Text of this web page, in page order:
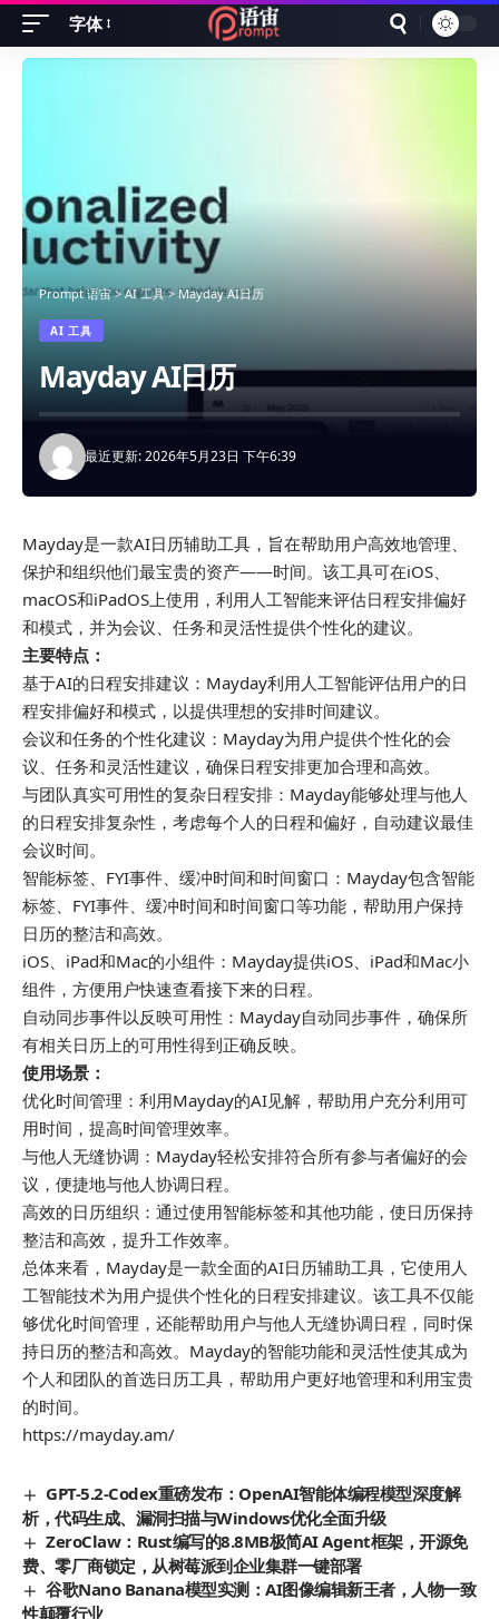
Font
Resizer
字体
Prompt 语宙>AI 工具> Mayday AI日历
AI 工具
Mayday AI日历
最近更新: 2026年5月23日 下午6:39
Mayday是一款AI日历辅助工具，旨在帮助用户高效地管理、
保护和组织他们最宝贵的资产——时间。该工具可在iOS、
macOS和iPadOS上使用，利用人工智能来评估日程安排偏好
和模式，并为会议、任务和灵活性提供个性化的建议。
主要特点：
基于AI的日程安排建议：Mayday利用人工智能评估用户的日
程安排偏好和模式，以提供理想的安排时间建议。
会议和任务的个性化建议：Mayday为用户提供个性化的会
议、任务和灵活性建议，确保日程安排更加合理和高效。
与团队真实可用性的复杂日程安排：Mayday能够处理与他人
的日程安排复杂性，考虑每个人的日程和偏好，自动建议最佳
会议时间。
智能标签、FYI事件、缓冲时间和时间窗口：Mayday包含智能
标签、FYI事件、缓冲时间和时间窗口等功能，帮助用户保持
日历的整洁和高效。
iOS、iPad和Mac的小组件：Mayday提供iOS、iPad和Mac小
组件，方便用户快速查看接下来的日程。
自动同步事件以反映可用性：Mayday自动同步事件，确保所
有相关日历上的可用性得到正确反映。
使用场景：
优化时间管理：利用Mayday的AI见解，帮助用户充分利用可
用时间，提高时间管理效率。
与他人无缝协调：Mayday轻松安排符合所有参与者偏好的会
议，便捷地与他人协调日程。
高效的日历组织：通过使用智能标签和其他功能，使日历保持
整洁和高效，提升工作效率。
总体来看，Mayday是一款全面的AI日历辅助工具，它使用人
工智能技术为用户提供个性化的日程安排建议。该工具不仅能
够优化时间管理，还能帮助用户与他人无缝协调日程，同时保
持日历的整洁和高效。Mayday的智能功能和灵活性使其成为
个人和团队的首选日历工具，帮助用户更好地管理和利用宝贵
的时间。
https://mayday.am/
GPT-5.2-Codex重磅发布：OpenAI智能体编程模型深度解
析，代码生成、漏洞扫描与Windows优化全面升级
ZeroClaw：Rust编写的8.8MB极简AI Agent框架，开源免
费、零厂商锁定，从树莓派到企业集群一键部署
谷歌Nano Banana模型实测：AI图像编辑新王者，人物一致
性颠覆行业